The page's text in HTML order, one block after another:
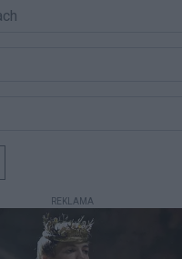
REKLAMA